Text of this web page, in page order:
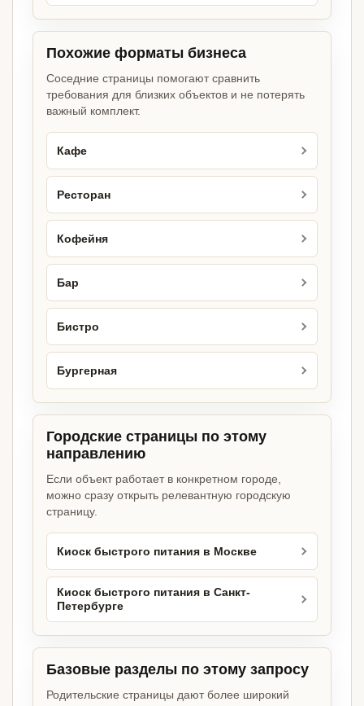
Похожие форматы бизнеса
Соседние страницы помогают сравнить
требования для близких объектов и не потерять
важный комплект.
Кафе
Ресторан
Кофейня
Бар
Бистро
Бургерная
Городские страницы по этому
направлению
Если объект работает в конкретном городе,
можно сразу открыть релевантную городскую
страницу.
Киоск быстрого питания в Москве
Киоск быстрого питания в Санкт-
Петербурге
Базовые разделы по этому запросу
Родительские страницы дают более широкий